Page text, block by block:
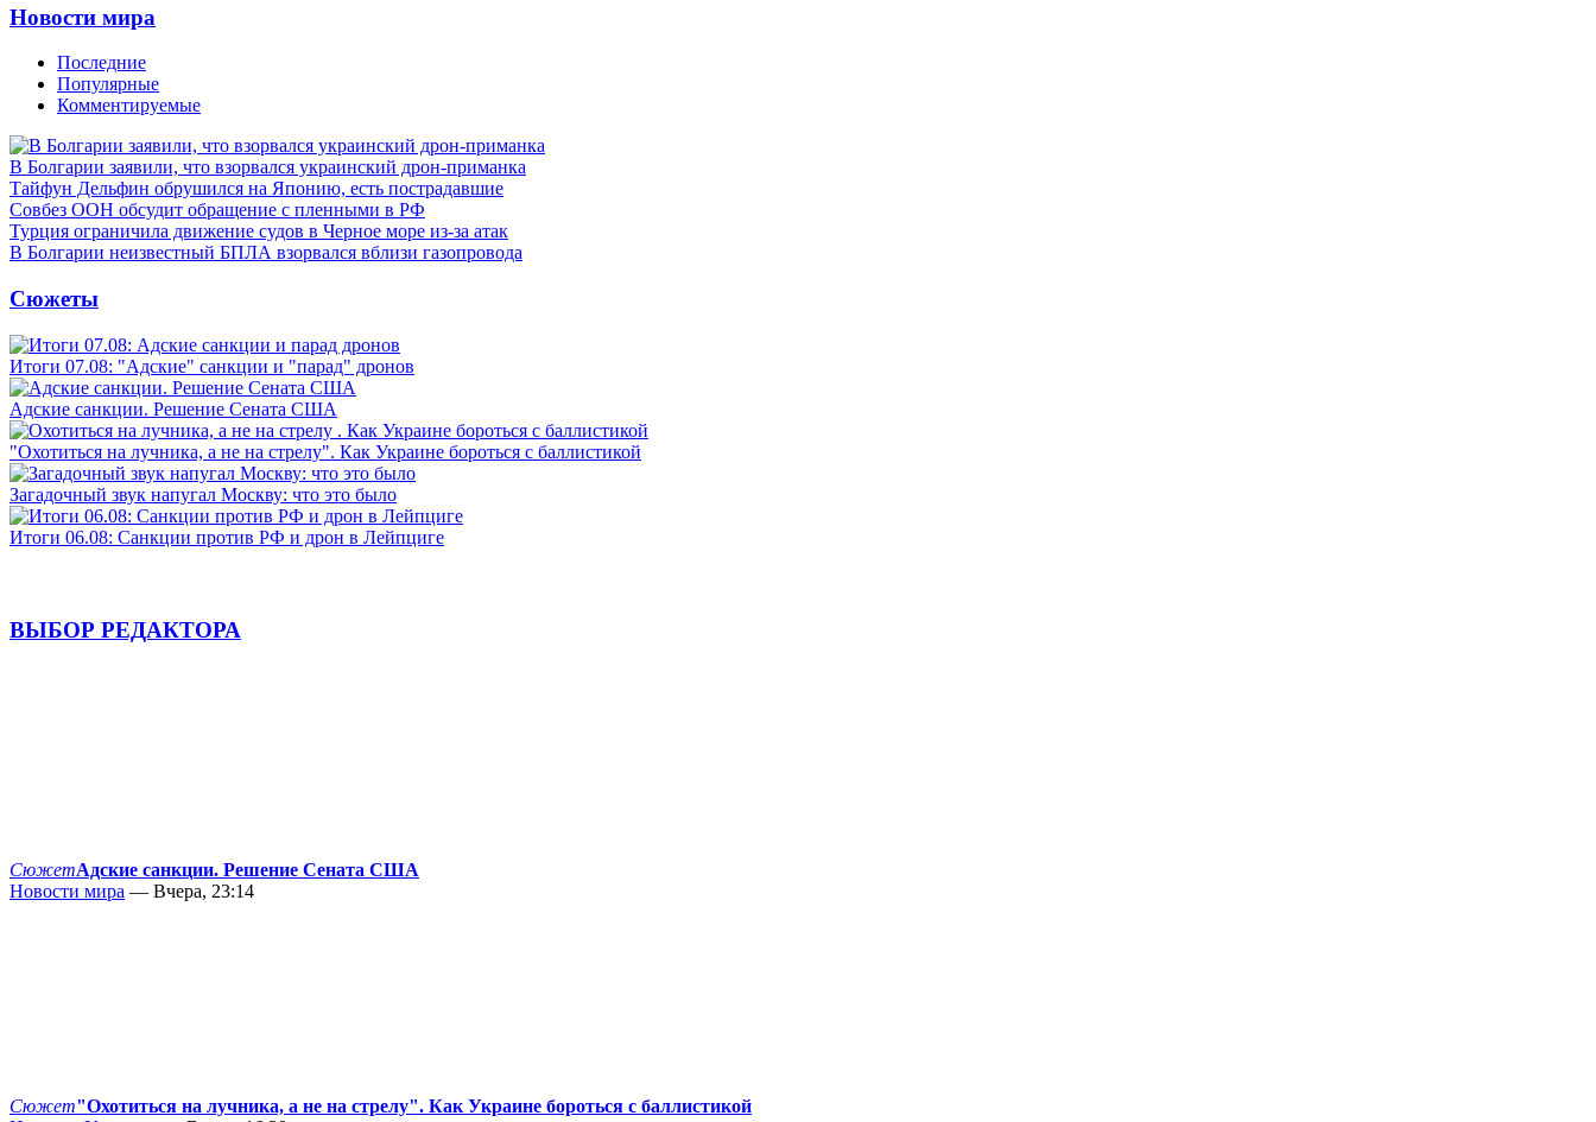
Новости мира
Последние
Популярные
Комментируемые
В Болгарии заявили, что взорвался украинский дрон-приманка
Тайфун Дельфин обрушился на Японию, есть пострадавшие
Совбез ООН обсудит обращение с пленными в РФ
Турция ограничила движение судов в Черное море из-за атак
В Болгарии неизвестный БПЛА взорвался вблизи газопровода
Сюжеты
Итоги 07.08: "Адские" санкции и "парад" дронов
Адские санкции. Решение Сената США
"Охотиться на лучника, а не на стрелу". Как Украине бороться с баллистикой
Загадочный звук напугал Москву: что это было
Итоги 06.08: Санкции против РФ и дрон в Лейпциге
ВЫБОР РЕДАКТОРА
СюжетАдские санкции. Решение Сената США
Новости мира — Вчера, 23:14
Сюжет"Охотиться на лучника, а не на стрелу". Как Украине бороться с баллистикой